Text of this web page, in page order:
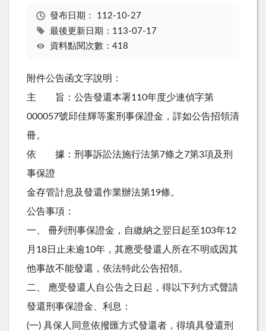
發布日期： 112-10-27
最後更新日期：113-07-17
資料點閱次數：418
附件公告函文字說明：
主 旨：公告發還本署110年度少連偵字第
000057號邱佳輝等案刑事保證金，詳如公告招領清
冊。
依 據：刑事訴訟法施行法第7條之7第3項及刑
事保證
金存管計息及發還作業辦法第19條。
公告事項：
一、 冊列刑事保證金，自繳納之翌日起至103年12
月18日止未逾10年，其應受發還人所在不明或因其
他事故不能發還，依法特此公告招領。
二、 應受發還人自公告之日起，得以下列方式聲請
發還刑事保證金、利息：
(一) 具保人同意依撥匯方式發還者，得填具發還刑